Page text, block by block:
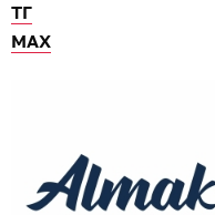
ТГ
МАХ